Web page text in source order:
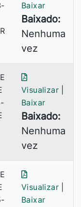
Baixar
Baixado:
Nenhuma
vez
Visualizar
Baixar
Baixado:
Nenhuma
vez
Visualizar
Baixar